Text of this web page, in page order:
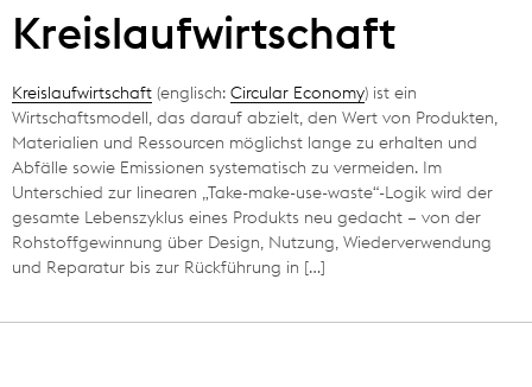
Kreislaufwirtschaft
Kreislaufwirtschaft (englisch: Circular Economy) ist ein
Wirtschaftsmodell, das darauf abzielt, den Wert von Produkten,
Materialien und Ressourcen möglichst lange zu erhalten und
Abfälle sowie Emissionen systematisch zu vermeiden. Im
Unterschied zur linearen „Take-make-use-waste“-Logik wird der
gesamte Lebenszyklus eines Produkts neu gedacht – von der
Rohstoffgewinnung über Design, Nutzung, Wiederverwendung
und Reparatur bis zur Rückführung in […]